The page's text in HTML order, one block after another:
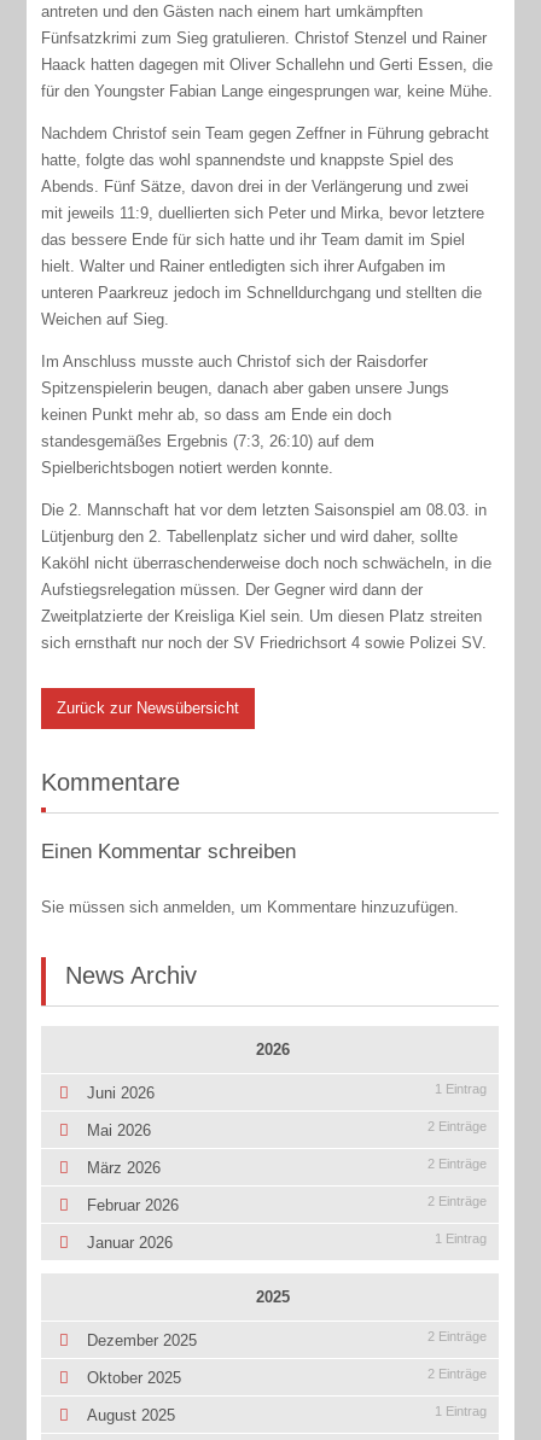
antreten und den Gästen nach einem hart umkämpften
Fünfsatzkrimi zum Sieg gratulieren. Christof Stenzel und Rainer
Haack hatten dagegen mit Oliver Schallehn und Gerti Essen, die
für den Youngster Fabian Lange eingesprungen war, keine Mühe.
Nachdem Christof sein Team gegen Zeffner in Führung gebracht
hatte, folgte das wohl spannendste und knappste Spiel des
Abends. Fünf Sätze, davon drei in der Verlängerung und zwei
mit jeweils 11:9, duellierten sich Peter und Mirka, bevor letztere
das bessere Ende für sich hatte und ihr Team damit im Spiel
hielt. Walter und Rainer entledigten sich ihrer Aufgaben im
unteren Paarkreuz jedoch im Schnelldurchgang und stellten die
Weichen auf Sieg.
Im Anschluss musste auch Christof sich der Raisdorfer
Spitzenspielerin beugen, danach aber gaben unsere Jungs
keinen Punkt mehr ab, so dass am Ende ein doch
standesgemäßes Ergebnis (7:3, 26:10) auf dem
Spielberichtsbogen notiert werden konnte.
Die 2. Mannschaft hat vor dem letzten Saisonspiel am 08.03. in
Lütjenburg den 2. Tabellenplatz sicher und wird daher, sollte
Kaköhl nicht überraschenderweise doch noch schwächeln, in die
Aufstiegsrelegation müssen. Der Gegner wird dann der
Zweitplatzierte der Kreisliga Kiel sein. Um diesen Platz streiten
sich ernsthaft nur noch der SV Friedrichsort 4 sowie Polizei SV.
Zurück zur Newsübersicht
Kommentare
Einen Kommentar schreiben
Sie müssen sich anmelden, um Kommentare hinzuzufügen.
News Archiv
2026
Juni 2026 1 Eintrag
Mai 2026 2 Einträge
März 2026 2 Einträge
Februar 2026 2 Einträge
Januar 2026 1 Eintrag
2025
Dezember 2025 2 Einträge
Oktober 2025 2 Einträge
August 2025 1 Eintrag